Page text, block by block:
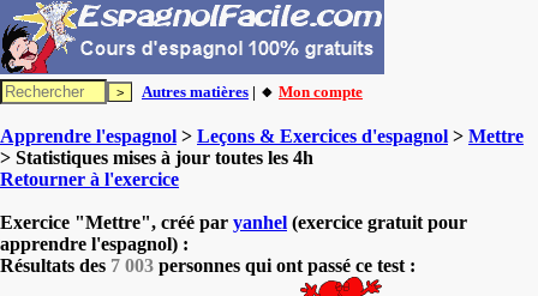
Autres matières | 🔸 Mon compte
Apprendre l'espagnol > Leçons & Exercices d'espagnol > Mettre
> Statistiques mises à jour toutes les 4h
Retourner à l'exercice
Exercice "Mettre", créé par yanhel (exercice gratuit pour
apprendre l'espagnol) :
Résultats des 7 003 personnes qui ont passé ce test :